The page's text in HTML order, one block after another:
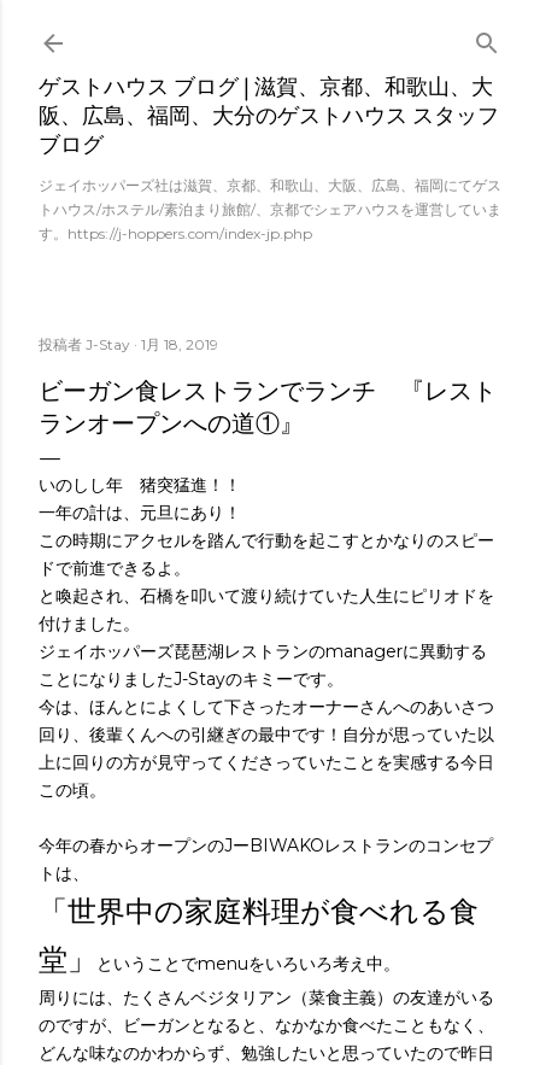
スキップしてメイン コンテンツに移動
ゲストハウス ブログ | 滋賀、京都、和歌山、大
阪、広島、福岡、大分のゲストハウス スタッフ
ブログ
ジェイホッパーズ社は滋賀、京都、和歌山、大阪、広島、福岡にてゲス
トハウス/ホステル/素泊まり旅館/、京都でシェアハウスを運営していま
す。https://j-hoppers.com/index-jp.php
投稿者 J-Stay 1月 18, 2019
ビーガン食レストランでランチ 『レスト
ランオープンへの道①』
いのしし年 猪突猛進！！
一年の計は、元旦にあり！
この時期にアクセルを踏んで行動を起こすとかなりのスピー
ドで前進できるよ。
と喚起され、石橋を叩いて渡り続けていた人生にピリオドを
付けました。
ジェイホッパーズ琵琶湖レストランのmanagerに異動する
ことになりましたJ-Stayのキミーです。
今は、ほんとによくして下さったオーナーさんへのあいさつ
回り、後輩くんへの引継ぎの最中です！自分が思っていた以
上に回りの方が見守ってくださっていたことを実感する今日
この頃。
今年の春からオープンのJーBIWAKOレストランのコンセプ
トは、
「世界中の家庭料理が食べれる食
堂」
ということでmenuをいろいろ考え中。
周りには、たくさんベジタリアン（菜食主義）の友達がいる
のですが、ビーガンとなると、なかなか食べたこともなく、
どんな味なのかわからず、勉強したいと思っていたので昨日